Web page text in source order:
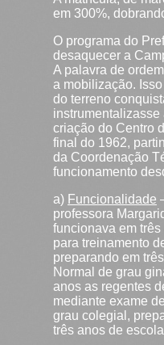
em 300%,
O programa do
desaquecer a
A palavra de
a mobilização.
do terreno
instrumentalizasse
criação do Centro
final do 1962,
da Coordenação
funcionamento
a) Funcionalidade
professora
funcionava em
para treinamento
preparando em
Normal de grau
anos as regentes
mediante exame
grau colegial,
três anos de